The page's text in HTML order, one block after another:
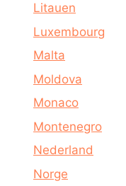
Litauen
Luxembourg
Malta
Moldova
Monaco
Montenegro
Nederland
Norge